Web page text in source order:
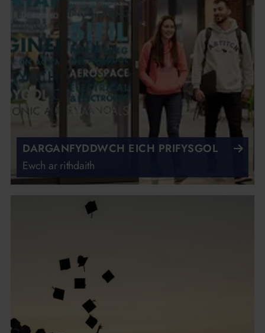
DARGANFYDDWCH EICH PRIFYSGOL
Ewch ar rithdaith